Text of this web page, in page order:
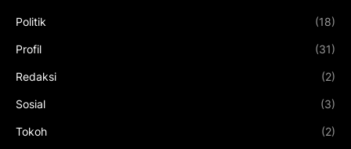
Politik (18)
Profil (31)
Redaksi (2)
Sosial (3)
Tokoh (2)